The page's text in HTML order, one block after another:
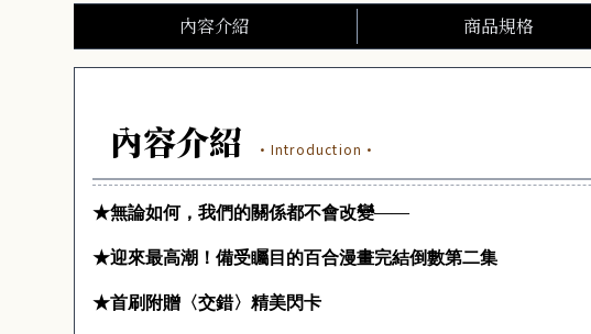
內容介紹 商品規格
內容介紹 ·Introduction·
★無論如何，我們的關係都不會改變——
★迎來最高潮！備受矚目的百合漫畫完結倒數第二集
★首刷附贈〈交錯〉精美閃卡